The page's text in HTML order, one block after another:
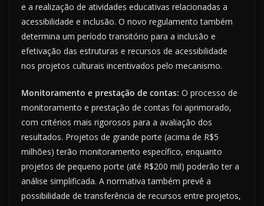
e a realização de atividades educativas relacionadas a
acessibilidade e inclusão. O novo regulamento também
determina um período transitório para a inclusão e
efetivação das estruturas e recursos de acessibilidade
nos projetos culturais incentivados pelo mecanismo.
Monitoramento e prestação de contas: O processo de
monitoramento e prestação de contas foi aprimorado,
com critérios mais rigorosos para a avaliação dos
resultados. Projetos de grande porte (acima de R$5
milhões) terão monitoramento específico, enquanto
projetos de pequeno porte (até R$200 mil) poderão ter a
análise simplificada. A normativa também prevê a
possibilidade de transferência de recursos entre projetos,